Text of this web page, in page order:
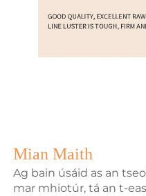
Mian Maith
Ag bain úsáid as an
mar mhiotúr, tá an t-